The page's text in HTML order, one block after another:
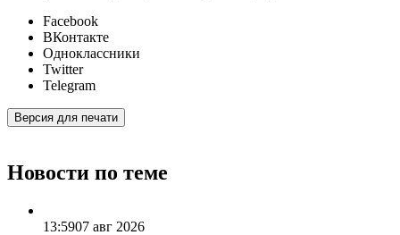
Facebook
ВКонтакте
Одноклассники
Twitter
Telegram
Версия для печати
Новости по теме
13:5907 авг 2026